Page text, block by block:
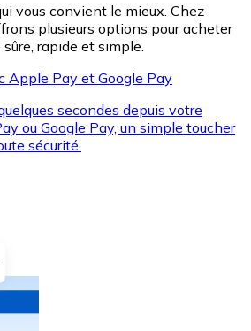
en espèces et d'autres
vous convient le mieux. Chez
plusieurs options pour acheter
rapide et simple.
Apple Pay et Google Pay
secondes depuis votre
ou Google Pay, un simple toucher
sécurité.